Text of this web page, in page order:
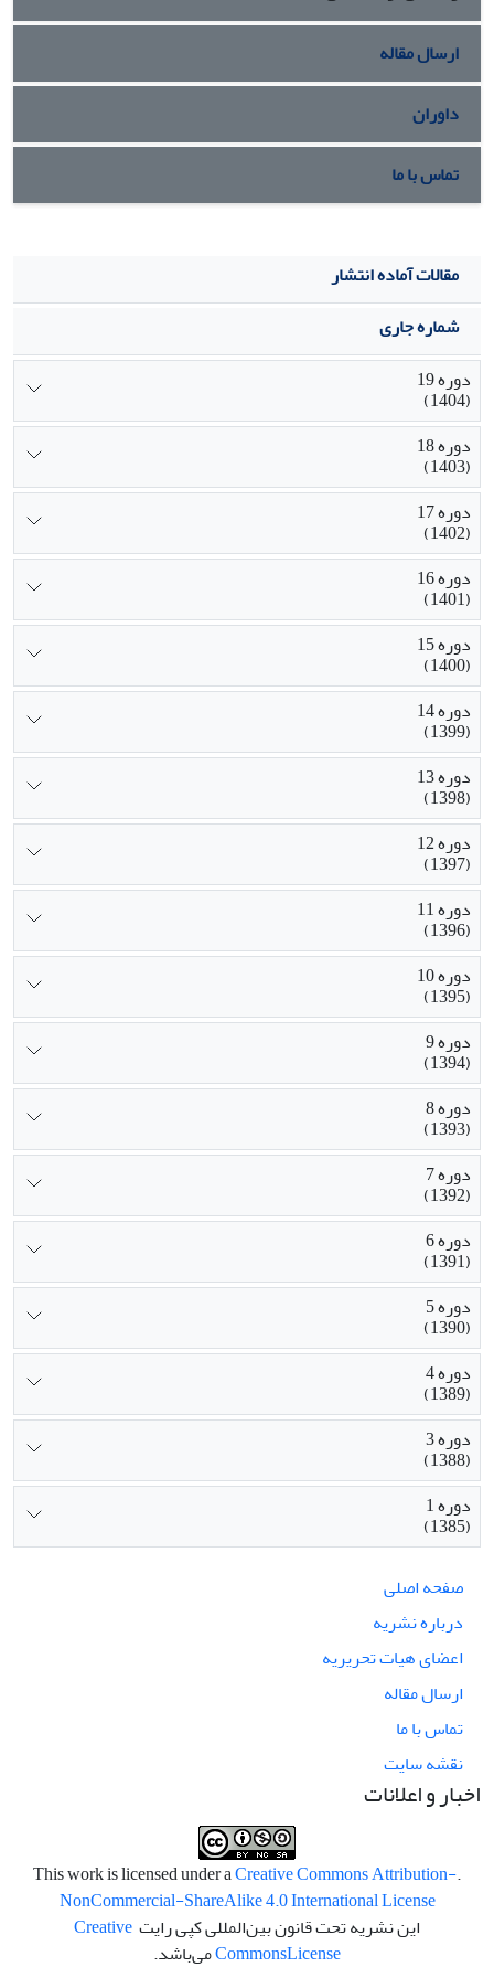
هویت مدرن نیز افزایش یافته است.
ارسال مقاله
داوران
تماس با ما
مقالات آماده انتشار
شماره جاری
دوره 19
(1404)
دوره 18
(1403)
دوره 17
(1402)
دوره 16
(1401)
دوره 15
(1400)
دوره 14
(1399)
دوره 13
(1398)
دوره 12
(1397)
دوره 11
(1396)
دوره 10
(1395)
دوره 9
(1394)
دوره 8
(1393)
دوره 7
(1392)
دوره 6
(1391)
دوره 5
(1390)
دوره 4
(1389)
دوره 3
(1388)
دوره 1
(1385)
صفحه اصلی
درباره نشریه
اعضای هیات تحریریه
ارسال مقاله
تماس با ما
نقشه سایت
اخبار و اعلانات
.This work is licensed under a
Creative Commons Attribution-
NonCommercial-ShareAlike 4.0 International License
این نشریه تحت قانون بین‌المللی کپی رایت Creative
CommonsLicense می‌باشد.